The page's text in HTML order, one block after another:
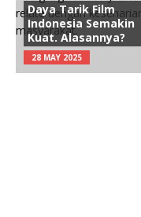
Daya Tarik Film
Indonesia Semakin
Kuat. Alasannya?
28 MAY 2025